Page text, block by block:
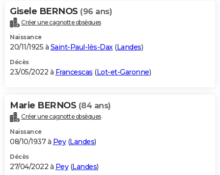
Gisele BERNOS (96 ans)
Créer une cagnotte obsèques
Naissance
20/11/1925 à Saint-Paul-lès-Dax(Landes)
Décès
23/05/2022 à Francescas (Lot-et-Garonne)
Marie BERNOS (84 ans)
Créer une cagnotte obsèques
Naissance
08/10/1937 à Pey(Landes)
Décès
27/04/2022 à Pey(Landes)